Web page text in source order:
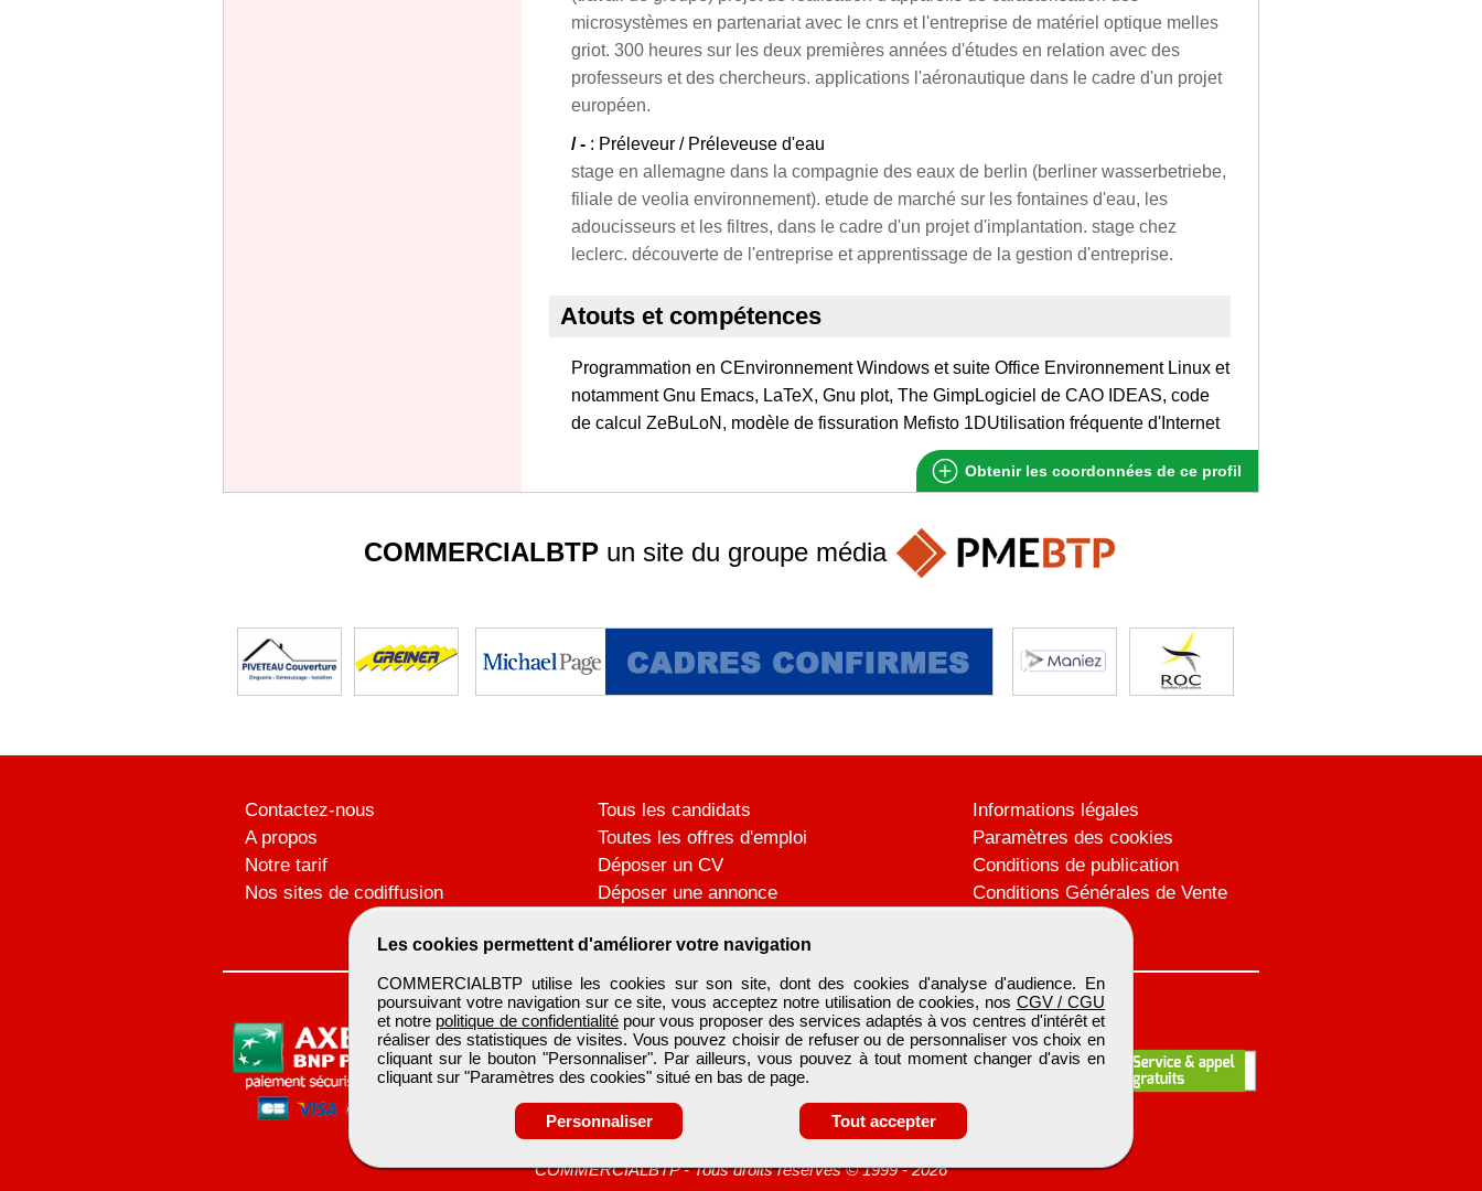
microsystèmes en partenariat avec le cnrs et l'entreprise de matériel optique melles
griot. 300 heures sur les deux premières années d'études en relation avec des
professeurs et des chercheurs. applications l'aéronautique dans le cadre d'un projet
européen.
/ - : Préleveur / Préleveuse d'eau
stage en allemagne dans la compagnie des eaux de berlin (berliner wasserbetriebe,
filiale de veolia environnement). etude de marché sur les fontaines d'eau, les
adoucisseurs et les filtres, dans le cadre d'un projet d'implantation. stage chez
leclerc. découverte de l'entreprise et apprentissage de la gestion d'entreprise.
Atouts et compétences
Programmation en CEnvironnement Windows et suite Office Environnement Linux et
notamment Gnu Emacs, LaTeX, Gnu plot, The GimpLogiciel de CAO IDEAS, code
de calcul ZeBuLoN, modèle de fissuration Mefisto 1DUtilisation fréquente d'Internet
Obtenir les coordonnées de ce profil
Les cookies permettent d'améliorer votre navigation
COMMERCIALBTP utilise les cookies sur son site, dont des cookies d'analyse d'audience. En
poursuivant votre navigation sur ce site, vous acceptez notre utilisation de cookies, nos CGV / CGU
et notre politique de confidentialitépour vous proposer des services adaptés à vos centres d'intérêt et
réaliser des statistiques de visites. Vous pouvez choisir de refuser ou de personnaliser vos choix en
cliquant sur le bouton "Personnaliser". Par ailleurs, vous pouvez à tout moment changer d'avis en
cliquant sur "Paramètres des cookies" situé en bas de page.
Personnaliser Tout accepter
COMMERCIALBTP un site du groupe média
Contactez-nous
A propos
Notre tarif
Nos sites de codiffusion
Tous les candidats
Toutes les offres d'emploi
Déposer un CV
Déposer une annonce
Informations légales
Paramètres des cookies
Conditions de publication
Conditions Générales de Vente
COMMERCIALBTP -Tous droits réservés © 1999 - 2026